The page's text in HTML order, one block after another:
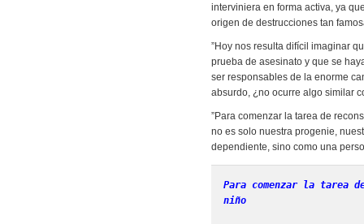
interviniera en forma activa, ya
origen de destrucciones tan
”Hoy nos resulta difícil imaginar
prueba de asesinato y que se
ser responsables de la enorme
absurdo, ¿no ocurre algo similar
”Para comenzar la tarea de
no es solo nuestra progenie,
dependiente, sino como una
Para comenzar la tarea
niño